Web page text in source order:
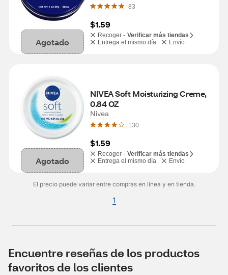
Agotado
83
$1.59
Recoger - Verificar más tiendas
Entrega el mismo día
Envío
Agotado
NIVEA Soft Moisturizing Creme,
0.84 OZ
Nivea
130
$1.59
Recoger - Verificar más tiendas
Entrega el mismo día
Envío
El precio puede variar entre compras en línea y en tienda.
1
Encuentre reseñas de los productos
favoritos de los clientes